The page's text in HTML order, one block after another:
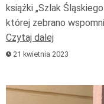
książki „Szlak
której zebrano
Czytaj dalej
21 kwietnia 2023
Odtwarzacz